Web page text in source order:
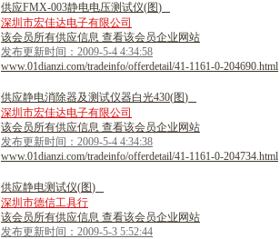
供应FMX-003静电电压测试仪(图)
深圳市宏佳达电子有限公司
该会员所有供应信息 查看该会员企业网站
发布更新时间：2009-5-4 4:34:58
www.01dianzi.com/tradeinfo/offerdetail/41-1161-0-204690.html
供应静电消除器及测试仪器白光430(图)
深圳市宏佳达电子有限公司
该会员所有供应信息 查看该会员企业网站
发布更新时间：2009-5-4 4:34:38
www.01dianzi.com/tradeinfo/offerdetail/41-1161-0-204734.html
供应静电测试仪(图)
深圳市德信工具行
该会员所有供应信息 查看该会员企业网站
发布更新时间：2009-5-3 5:52:44